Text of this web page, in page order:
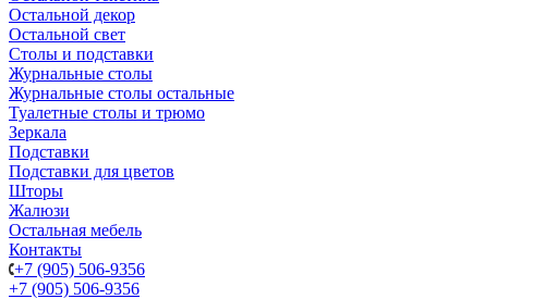
Остальной декор
Остальной свет
Столы и подставки
Журнальные столы
Журнальные столы остальные
Туалетные столы и трюмо
Зеркала
Подставки
Подставки для цветов
Шторы
Жалюзи
Остальная мебель
Контакты
+7 (905) 506-9356
+7 (905) 506-9356